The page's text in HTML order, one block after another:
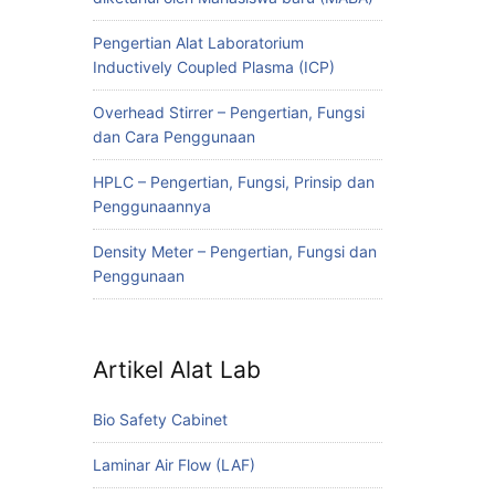
Pengertian Alat Laboratorium
Inductively Coupled Plasma (ICP)
Overhead Stirrer – Pengertian, Fungsi
dan Cara Penggunaan
HPLC – Pengertian, Fungsi, Prinsip dan
Penggunaannya
Density Meter – Pengertian, Fungsi dan
Penggunaan
Artikel Alat Lab
Bio Safety Cabinet
Laminar Air Flow (LAF)